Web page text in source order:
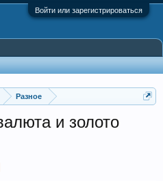
Войти или зарегистрироваться
Разное
и золото